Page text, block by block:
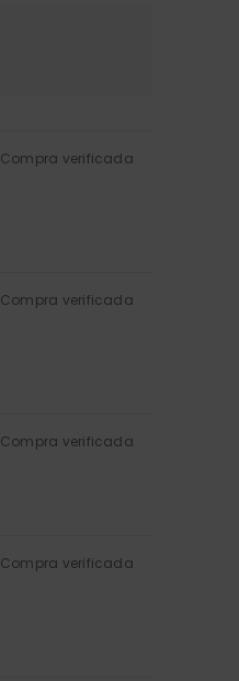
Compra verificada
Compra verificada
Compra verificada
Compra verificada